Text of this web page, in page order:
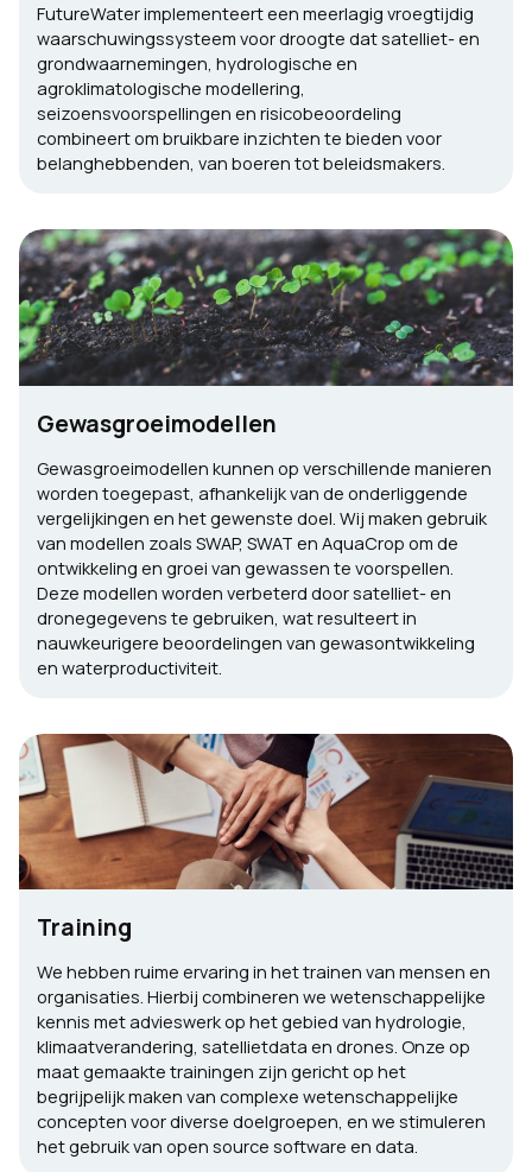
FutureWater implementeert een meerlagig vroegtijdig
waarschuwingssysteem voor droogte dat satelliet- en
grondwaarnemingen, hydrologische en
agroklimatologische modellering,
seizoensvoorspellingen en risicobeoordeling
combineert om bruikbare inzichten te bieden voor
belanghebbenden, van boeren tot beleidsmakers.
Gewasgroeimodellen
Gewasgroeimodellen kunnen op verschillende manieren
worden toegepast, afhankelijk van de onderliggende
vergelijkingen en het gewenste doel. Wij maken gebruik
van modellen zoals SWAP, SWAT en AquaCrop om de
ontwikkeling en groei van gewassen te voorspellen.
Deze modellen worden verbeterd door satelliet- en
dronegegevens te gebruiken, wat resulteert in
nauwkeurigere beoordelingen van gewasontwikkeling
en waterproductiviteit.
Training
We hebben ruime ervaring in het trainen van mensen en
organisaties. Hierbij combineren we wetenschappelijke
kennis met advieswerk op het gebied van hydrologie,
klimaatverandering, satellietdata en drones. Onze op
maat gemaakte trainingen zijn gericht op het
begrijpelijk maken van complexe wetenschappelijke
concepten voor diverse doelgroepen, en we stimuleren
het gebruik van open source software en data.